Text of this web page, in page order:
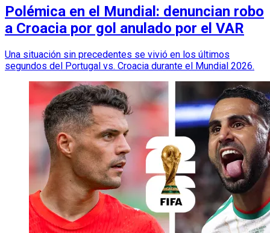
Polémica en el Mundial: denuncian robo
a Croacia por gol anulado por el VAR
Una situación sin precedentes se vivió en los últimos
segundos del Portugal vs. Croacia durante el Mundial 2026.